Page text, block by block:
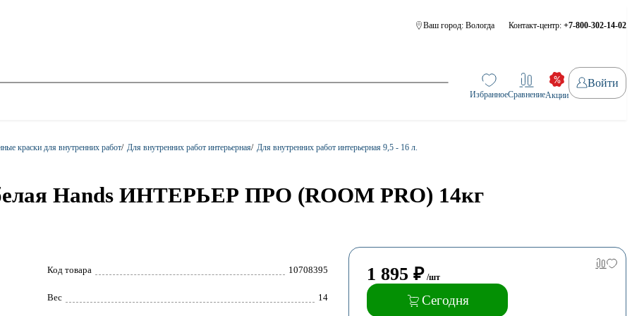
Ваш город: Вологда Контакт-центр: +7-800-302-14-02
ИзбранноеСравнениеАкции
Войти
краски для внутренних работ/ Для внутренних работ интерьерная/ Для внутренних работ интерьерная 9,5 - 16 л.
Hands ИНТЕРЬЕР ПРО (ROOM PRO) 14кг
Код товара 10708395
Вес 14
1 895 ₽ /шт
Сегодня